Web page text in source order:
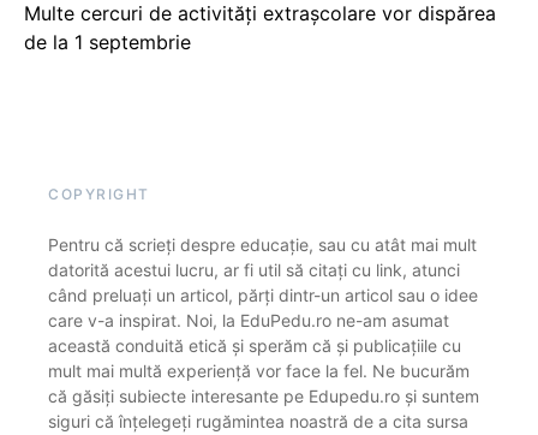
Multe cercuri de activități extrașcolare vor dispărea
de la 1 septembrie
COPYRIGHT
Pentru că scrieți despre educație, sau cu atât mai mult
datorită acestui lucru, ar fi util să citați cu link, atunci
când preluați un articol, părți dintr-un articol sau o idee
care v-a inspirat. Noi, la EduPedu.ro ne-am asumat
această conduită etică și sperăm că și publicațiile cu
mult mai multă experiență vor face la fel. Ne bucurăm
că găsiți subiecte interesante pe Edupedu.ro și suntem
siguri că înțelegeți rugămintea noastră de a cita sursa